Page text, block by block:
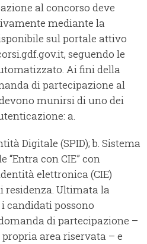
al concorso deve
mediante la
sul portale attivo
seguendo le
Ai fini della
di partecipazione al
munirsi di uno dei
a.
Digitale (SPID); b. Sistema
con CIE” con
elettronica (CIE)
residenza. Ultimata la
candidati possono
di partecipazione –
area riservata – e